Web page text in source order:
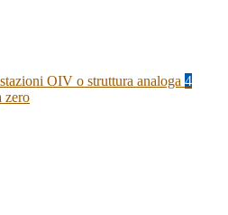
OIV o struttura analoga 4
zero